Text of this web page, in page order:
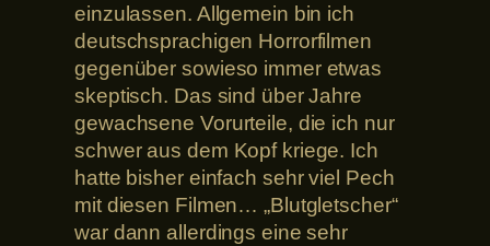
einzulassen. Allgemein bin ich
deutschsprachigen Horrorfilmen
gegenüber sowieso immer etwas
skeptisch. Das sind über Jahre
gewachsene Vorurteile, die ich nur
schwer aus dem Kopf kriege. Ich
hatte bisher einfach sehr viel Pech
mit diesen Filmen… „Blutgletscher“
war dann allerdings eine sehr